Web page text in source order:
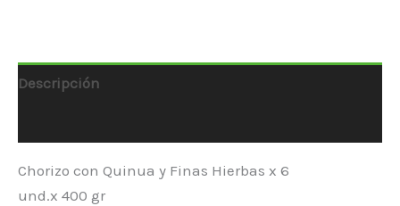
Descripción
Chorizo con Quinua y Finas Hierbas x 6
und.x 400 gr